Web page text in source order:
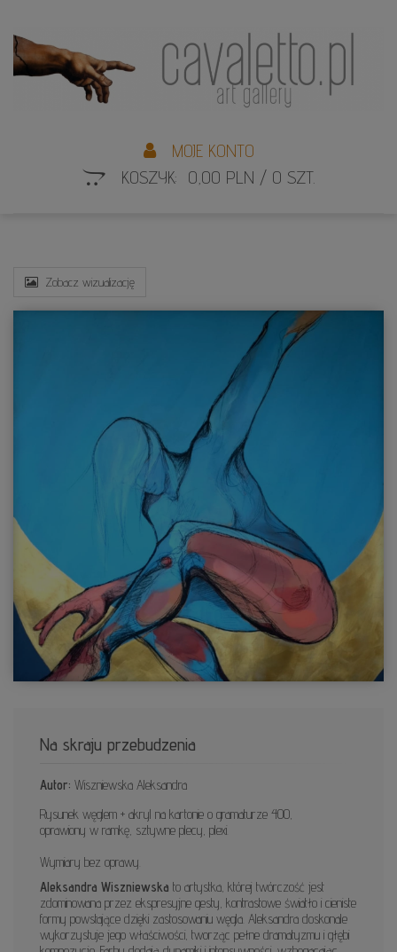
MOJE KONTO
KOSZYK: 0,00 PLN / 0 SZT.
Zobacz wizualizację
Na skraju przebudzenia
Autor: Wiszniewska Aleksandra
Rysunek węglem + akryl na kartonie o gramaturze 400,
oprawiony w ramkę, sztywne plecy, plexi.
Wymiary bez oprawy.
Aleksandra Wiszniewska to artystka, której twórczość jest
zdominowana przez ekspresyjne gesty, kontrastowe światło i cieniste
formy powstające dzięki zastosowaniu węgla. Aleksandra doskonale
wykorzystuje jego właściwości, tworząc pełne dramatyzmu i głębi